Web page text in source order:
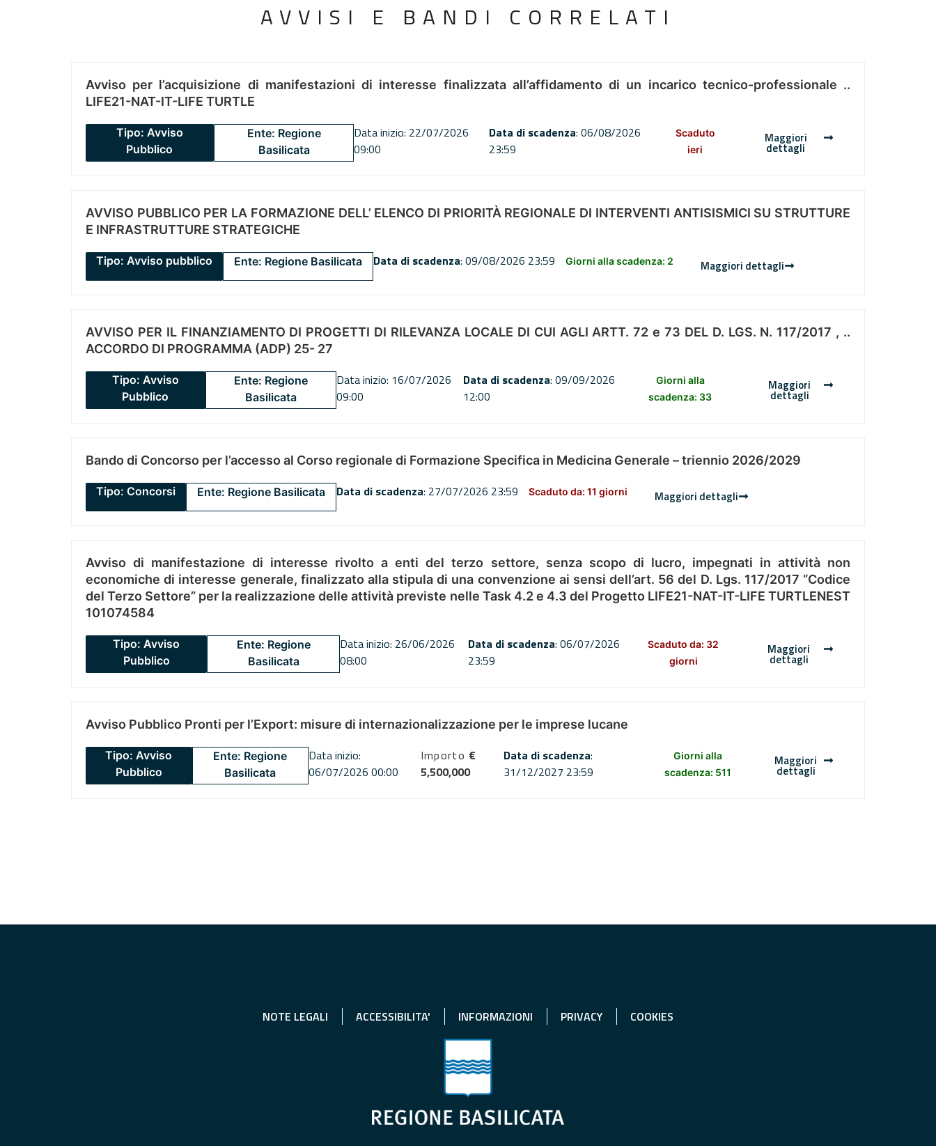
AVVISI E BANDI CORRELATI
Avviso per l’acquisizione di manifestazioni di interesse finalizzata all’affidamento di un incarico tecnico-professionale ..
LIFE21-NAT-IT-LIFE TURTLE
Tipo: Avviso
Pubblico
Ente: Regione
Basilicata
Data inizio: 22/07/2026
09:00
Data di scadenza: 06/08/2026
23:59
Scaduto
ieri
Maggiori
dettagli
AVVISO PUBBLICO PER LA FORMAZIONE DELL’ ELENCO DI PRIORITÀ REGIONALE DI INTERVENTI ANTISISMICI SU STRUTTURE
E INFRASTRUTTURE STRATEGICHE
Tipo: Avviso pubblico Ente: Regione Basilicata Data di scadenza: 09/08/2026 23:59 Giorni alla scadenza: 2 Maggiori dettagli
AVVISO PER IL FINANZIAMENTO DI PROGETTI DI RILEVANZA LOCALE DI CUI AGLI ARTT. 72 e 73 DEL D. LGS. N. 117/2017 , ..
ACCORDO DI PROGRAMMA (ADP) 25- 27
Tipo: Avviso
Pubblico
Ente: Regione
Basilicata
Data inizio: 16/07/2026
09:00
Data di scadenza: 09/09/2026
12:00
Giorni alla
scadenza: 33
Maggiori
dettagli
Bando di Concorso per l’accesso al Corso regionale di Formazione Specifica in Medicina Generale – triennio 2026/2029
Tipo: Concorsi Ente: Regione Basilicata Data di scadenza: 27/07/2026 23:59 Scaduto da: 11 giorni Maggiori dettagli
Avviso di manifestazione di interesse rivolto a enti del terzo settore, senza scopo di lucro, impegnati in attività non
economiche di interesse generale, finalizzato alla stipula di una convenzione ai sensi dell’art. 56 del D. Lgs. 117/2017 “Codice
del Terzo Settore” per la realizzazione delle attività previste nelle Task 4.2 e 4.3 del Progetto LIFE21-NAT-IT-LIFE TURTLENEST
101074584
Tipo: Avviso
Pubblico
Ente: Regione
Basilicata
Data inizio: 26/06/2026
08:00
Data di scadenza: 06/07/2026
23:59
Scaduto da: 32
giorni
Maggiori
dettagli
Avviso Pubblico Pronti per l’Export: misure di internazionalizzazione per le imprese lucane
Tipo: Avviso
Pubblico
Ente: Regione
Basilicata
Data inizio:
06/07/2026 00:00
Importo €
5,500,000
Data di scadenza:
31/12/2027 23:59
Giorni alla
scadenza: 511
Maggiori
dettagli
NOTE LEGALI ACCESSIBILITA' INFORMAZIONI PRIVACY COOKIES